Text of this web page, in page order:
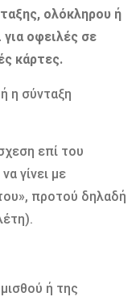
ολόκληρου ή
για οφειλές σε
κάρτες.
η σύνταξη
επί του
γίνει με
προτού δηλαδή
ή της